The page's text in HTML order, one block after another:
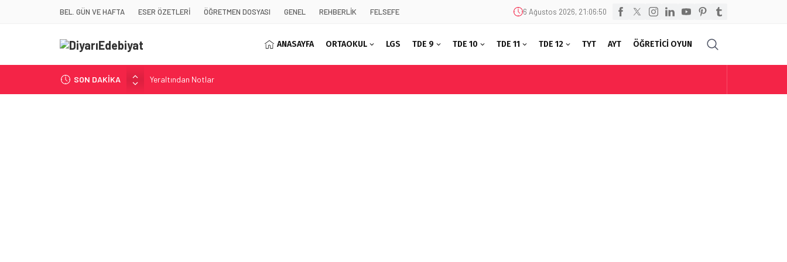
BEL. GÜN VE HAFTA ESER ÖZETLERİ ÖĞRETMEN DOSYASI GENEL REHBERLİK FELSEFE 6 Ağustos 2026, 21:06:50
ANASAYFA ORTAOKUL LGS TDE 9 TDE 10 TDE 11 TDE 12 TYT AYT ÖĞRETİCİ OYUN
SON DAKİKA
Yeraltından Notlar
Aylak Adam